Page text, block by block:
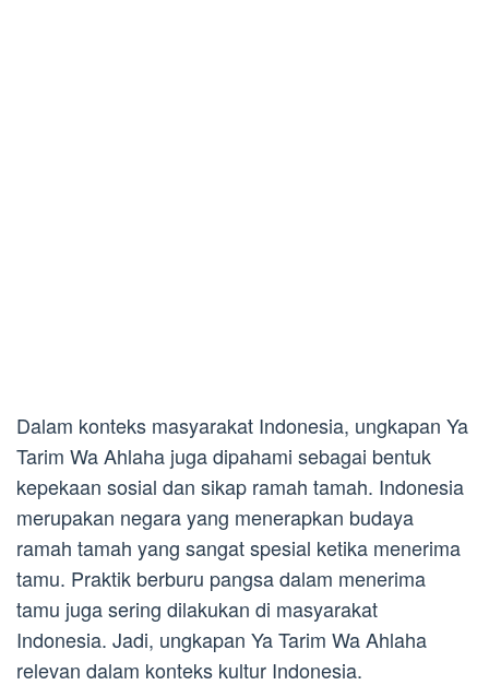
Dalam konteks masyarakat Indonesia, ungkapan Ya
Tarim Wa Ahlaha juga dipahami sebagai bentuk
kepekaan sosial dan sikap ramah tamah. Indonesia
merupakan negara yang menerapkan budaya
ramah tamah yang sangat spesial ketika menerima
tamu. Praktik berburu pangsa dalam menerima
tamu juga sering dilakukan di masyarakat
Indonesia. Jadi, ungkapan Ya Tarim Wa Ahlaha
relevan dalam konteks kultur Indonesia.